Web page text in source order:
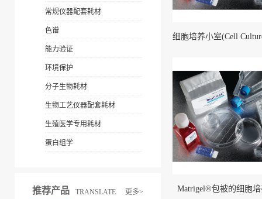
常规仪器配套耗材
色谱
能力验证
环境保护
分子生物耗材
生物工艺仪器配套耗材
生殖医学专用耗材
蛋白组学
推荐产品 TRANSLATE 更多> Matrigel®包被的细胞